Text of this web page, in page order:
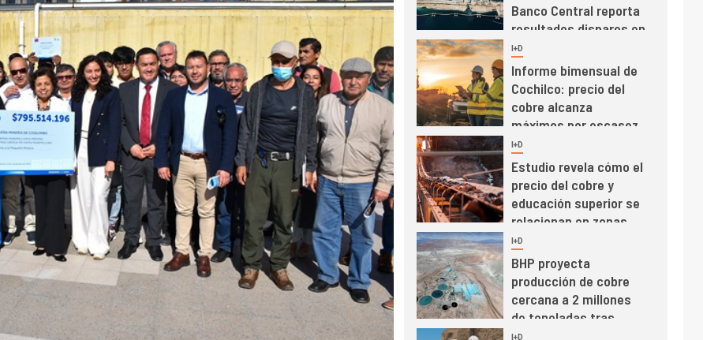
Banco Central reporta
resultados dispares en
el primer trimestre
4 I+D
Informe bimensual de
Cochilco: precio del
cobre alcanza
máximos por escasez
de concentrados
5 I+D
Estudio revela cómo el
precio del cobre y
educación superior se
relacionan en zonas
mineras
6 I+D
BHP proyecta
producción de cobre
cercana a 2 millones
de toneladas tras
récord en Escondida
I+D